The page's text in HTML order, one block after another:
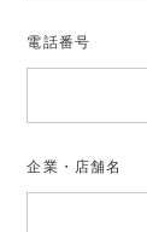
電話番号
企業・店舗名